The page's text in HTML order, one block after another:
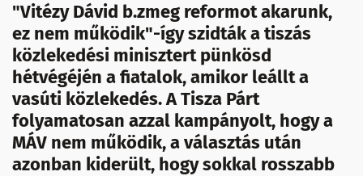
"Vitézy Dávid b.zmeg reformot akarunk,
ez nem működik"-így szidták a tiszás
közlekedési minisztert pünkösd
hétvégéjén a fiatalok, amikor leállt a
vasúti közlekedés. A Tisza Párt
folyamatosan azzal kampányolt, hogy a
MÁV nem működik, a választás után
azonban kiderült, hogy sokkal rosszabb